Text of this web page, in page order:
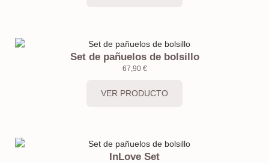
Set de pañuelos de bolsillo
67,90 €
VER PRODUCTO
InLove Set